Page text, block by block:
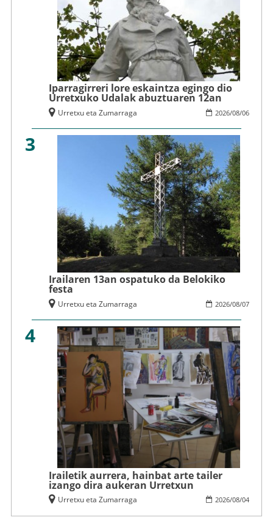
Iparragirreri lore eskaintza egingo dio
Urretxuko Udalak abuztuaren 12an
2026/08/06
Urretxu eta Zumarraga
3
Irailaren 13an ospatuko da Belokiko
festa
2026/08/07
Urretxu eta Zumarraga
4
Irailetik aurrera, hainbat arte tailer
izango dira aukeran Urretxun
2026/08/04
Urretxu eta Zumarraga